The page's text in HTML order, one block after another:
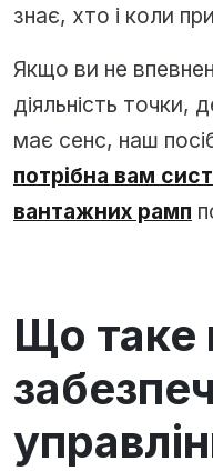
знає, хто і коли
Якщо ви не
діяльність точки,
має сенс, наш
потрібна вам
вантажних рамп
Що таке